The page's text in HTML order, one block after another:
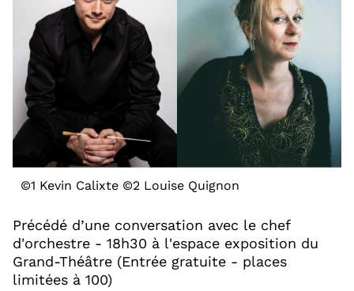
©1 Kevin Calixte ©2 Louise Quignon
Précédé d’une conversation avec le chef
d'orchestre - 18h30 à l'espace exposition du
Grand-Théâtre (Entrée gratuite - places
limitées à 100)